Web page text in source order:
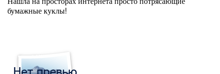
бумажные куклы!